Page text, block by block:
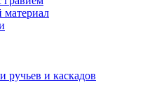
материал
ручьев и каскадов